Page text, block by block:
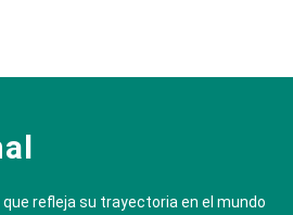
que refleja su trayectoria en el mundo